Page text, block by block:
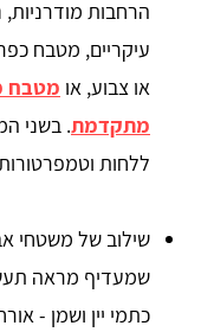
הרחבות
עיקריים, מטבח
או צבוע, או מטבח
מתקדמת. בשני
ללחות
שילוב של משטחי
שמעדיף מראה
כתמי יין ושמן -